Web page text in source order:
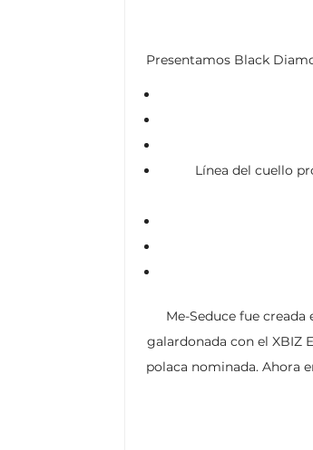
Presentamos Black
Línea del cuello
Me-Seduce fue
galardonada con el XBIZ
polaca nominada. Ahora